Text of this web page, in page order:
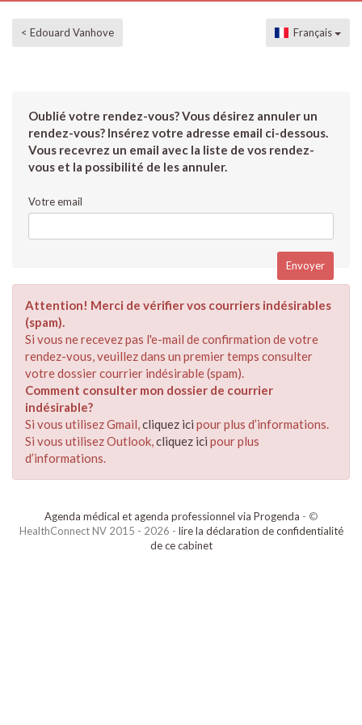
< Edouard Vanhove Français
Oublié votre rendez-vous? Vous désirez annuler un
rendez-vous? Insérez votre adresse email ci-dessous.
Vous recevrez un email avec la liste de vos rendez-
vous et la possibilité de les annuler.
Votre email
Attention! Merci de vérifier vos courriers indésirables
(spam).
Si vous ne recevez pas l'e-mail de confirmation de votre
rendez-vous, veuillez dans un premier temps consulter
votre dossier courrier indésirable (spam).
Comment consulter mon dossier de courrier
indésirable?
Si vous utilisez Gmail,cliquez ici pour plus d’informations.
Si vous utilisez Outlook,cliquez ici pour plus
d’informations.
Agenda médical et agenda professionnel via Progenda - ©
HealthConnect NV 2015 - 2026 - lire la déclaration de confidentialité
de ce cabinet